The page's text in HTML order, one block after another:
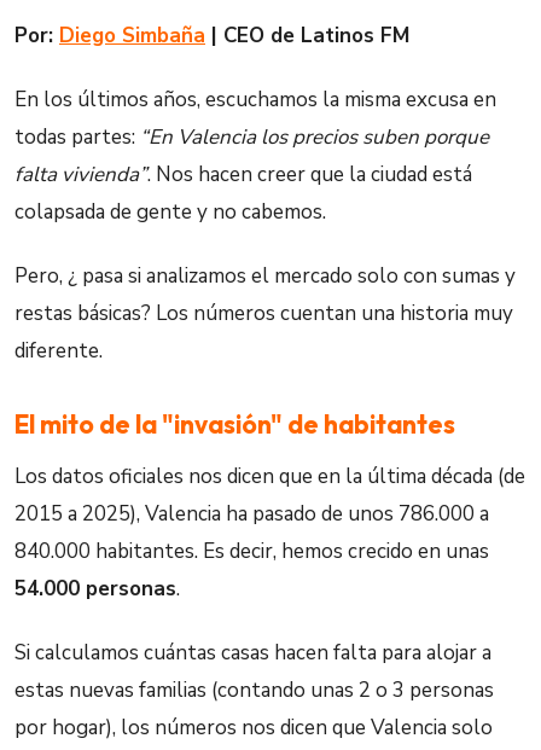
Por: Diego Simbaña | CEO de Latinos FM
En los últimos años, escuchamos la misma excusa en
todas partes: “En Valencia los precios suben porque
falta vivienda”. Nos hacen creer que la ciudad está
colapsada de gente y no cabemos.
Pero, ¿ pasa si analizamos el mercado solo con sumas y
restas básicas? Los números cuentan una historia muy
diferente.
El mito de la "invasión" de habitantes
Los datos oficiales nos dicen que en la última década (de
2015 a 2025), Valencia ha pasado de unos 786.000 a
840.000 habitantes. Es decir, hemos crecido en unas
54.000 personas.
Si calculamos cuántas casas hacen falta para alojar a
estas nuevas familias (contando unas 2 o 3 personas
por hogar), los números nos dicen que Valencia solo